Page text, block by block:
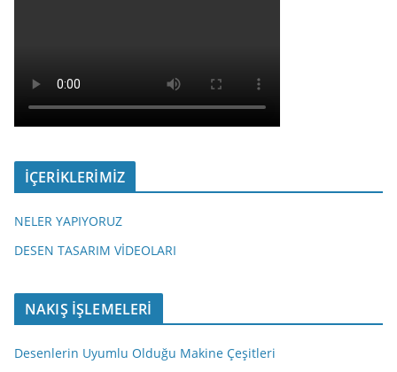
İÇERİKLERİMİZ
NELER YAPIYORUZ
DESEN TASARIM VİDEOLARI
NAKIŞ İŞLEMELERİ
Desenlerin Uyumlu Olduğu Makine Çeşitleri